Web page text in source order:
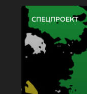
СПЕЦПРОЕКТ